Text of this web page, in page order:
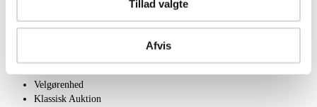
Tillad valgte
Afvis
Velgørenhed
Klassisk Auktion